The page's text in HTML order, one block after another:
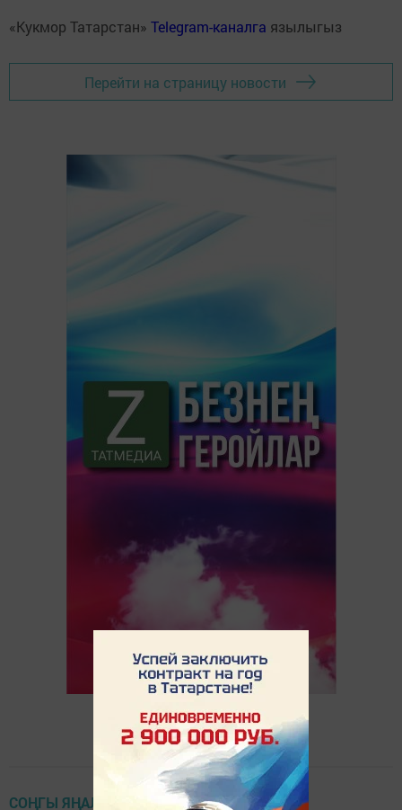
«Кукмор Татарстан» Telegram-каналга язылыгыз
Перейти на страницу новости
СОҢГЫ ЯҢАЛЫКЛАР